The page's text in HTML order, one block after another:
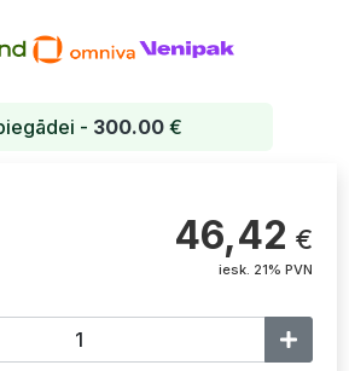
- 300.00 €
46,42 €
iesk. 21% PVN